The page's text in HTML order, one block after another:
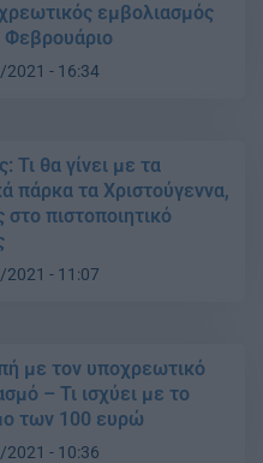
εμβολιασμός
Φεβρουάριο
- 16:34
Τι θα γίνει με τα
πάρκα τα Χριστούγεννα,
στο πιστοποιητικό
- 11:07
με τον υποχρεωτικό
– Τι ισχύει με το
των 100 ευρώ
- 10:36